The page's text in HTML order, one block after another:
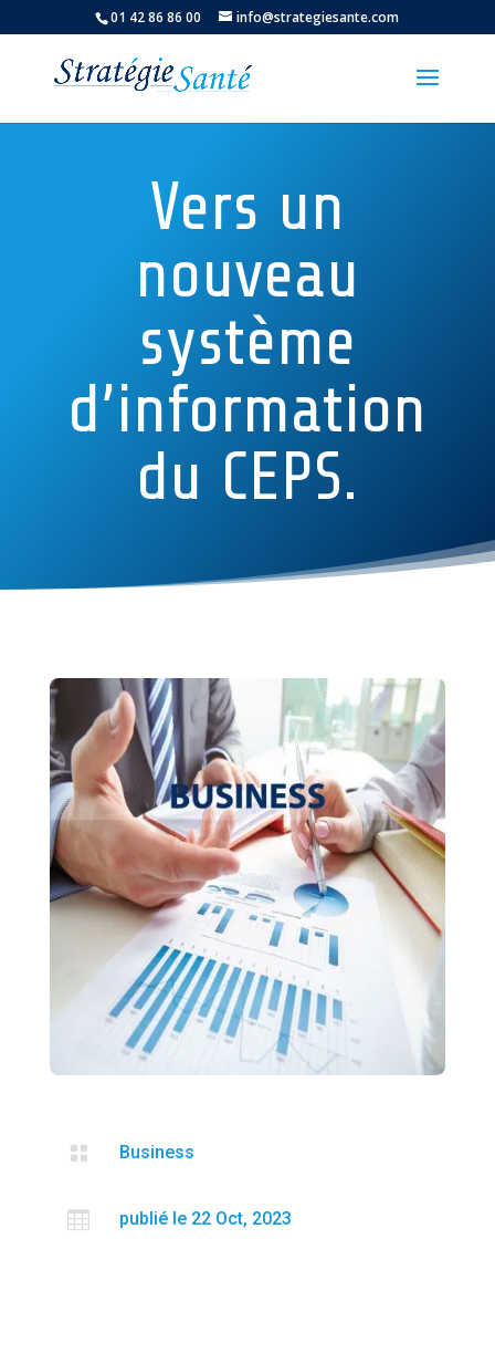
01 42 86 86 00 info@strategiesante.com
Vers un
nouveau
système
d’information
du CEPS.
 Business
 publié le 22 Oct, 2023